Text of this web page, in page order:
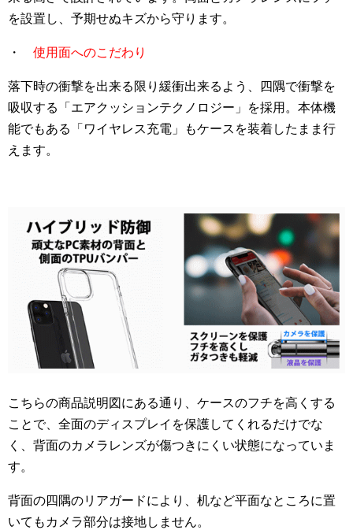
を設置し、予期せぬキズから守ります。
・ 使用面へのこだわり
落下時の衝撃を出来る限り緩衝出来るよう、四隅で衝撃を
吸収する「エアクッションテクノロジー」を採用。本体機
能でもある「ワイヤレス充電」もケースを装着したまま行
えます。
こちらの商品説明図にある通り、ケースのフチを高くする
ことで、全面のディスプレイを保護してくれるだけでな
く、背面のカメラレンズが傷つきにくい状態になっていま
す。
背面の四隅のリアガードにより、机など平面なところに置
いてもカメラ部分は接地しません。